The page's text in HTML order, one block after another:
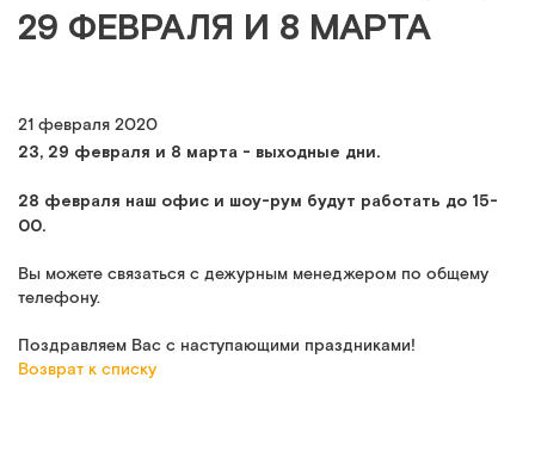
29 ФЕВРАЛЯ И 8 МАРТА
21 февраля 2020
23, 29 февраля и 8 марта - выходные дни.
28 февраля наш офис и шоу-рум будут работать до 15-
00.
Вы можете связаться с дежурным менеджером по общему
телефону.
Поздравляем Вас с наступающими праздниками!
Возврат к списку